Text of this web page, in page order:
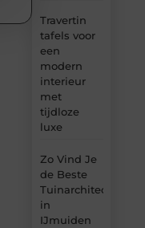
Travertin
tafels voor
een
modern
interieur
met
tijdloze
luxe
Zo Vind Je
de Beste
Tuinarchitect
in
IJmuiden